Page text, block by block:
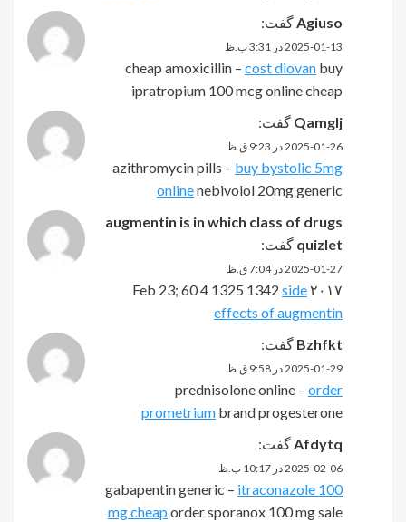
Agiusoگفت:
2025-01-13 در 3:31 ب.ظ
cheap amoxicillin – cost diovan buy
ipratropium 100 mcg online cheap
Qamglj گفت:
2025-01-26 در 9:23 ق.ظ
azithromycin pills – buy bystolic 5mg
onlinenebivolol 20mg generic
augmentin is in which class of drugs
quizlet گفت:
2025-01-27 در 7:04 ق.ظ
۲۰۱۷ Feb 23; 60 4 1325 1342side
effects of augmentin
Bzhfkt گفت:
2025-01-29 در 9:58 ق.ظ
prednisolone online – order
prometrium brand progesterone
Afdytqگفت:
2025-02-06 در 10:17 ب.ظ
gabapentin generic – itraconazole 100
mg cheap order sporanox 100 mg sale